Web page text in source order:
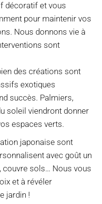
décoratif et vous
pour maintenir vos
Nous donnons vie à
sont
des créations sont
exotiques
succès. Palmiers,
soleil viendront donner
espaces verts.
japonaise sont
avec goût un
couvre sols… Nous vous
et à révéler
jardin !